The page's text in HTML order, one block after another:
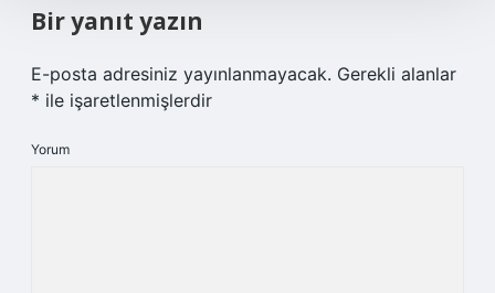
Bir yanıt yazın
E-posta adresiniz yayınlanmayacak. Gerekli alanlar
* ile işaretlenmişlerdir
Yorum